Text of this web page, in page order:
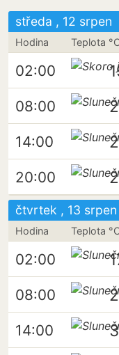
středa , 12 srpen
Hodina Teplota
02:00
08:00
14:00
20:00
čtvrtek , 13 srpen
Hodina Teplota
02:00
08:00
14:00